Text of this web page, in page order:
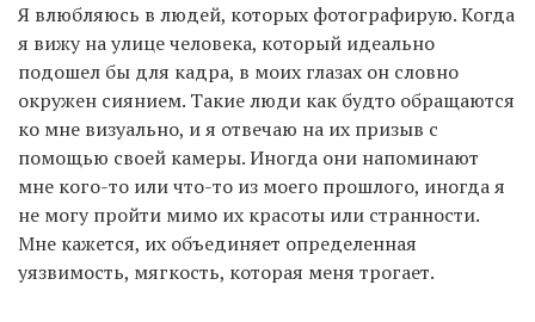
Я влюбляюсь в людей, которых фотографирую. Когда
я вижу на улице человека, который идеально
подошел бы для кадра, в моих глазах он словно
окружен сиянием. Такие люди как будто обращаются
ко мне визуально, и я отвечаю на их призыв с
помощью своей камеры. Иногда они напоминают
мне кого-то или что-то из моего прошлого, иногда я
не могу пройти мимо их красоты или странности.
Мне кажется, их объединяет определенная
уязвимость, мягкость, которая меня трогает.